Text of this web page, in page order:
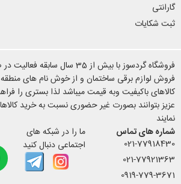
گارانتی
ثبت شکایات
فروشگاه گردسوز با بیش از 35 سال
فروش لوازم برقی ساختمان و از خوش نام های منطقه
کالاهای باکیفیت وبه قیمت میباشد لذا بستری را
عزیز بتوانند بصورت غیر حضوری نسبت به خرید
نمایند
شماره های تماس
021-77918430
021-77921363
0919-779-3671
ما را در شبکه های
اجتماعی دنبال کنید